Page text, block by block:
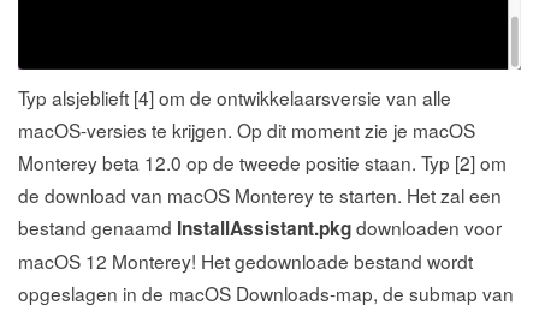
Typ alsjeblieft [4] om de ontwikkelaarsversie van alle
macOS-versies te krijgen. Op dit moment zie je macOS
Monterey beta 12.0 op de tweede positie staan. Typ [2] om
de download van macOS Monterey te starten. Het zal een
bestand genaamd InstallAssistant.pkgdownloaden voor
macOS 12 Monterey! Het gedownloade bestand wordt
opgeslagen in de macOS Downloads-map, de submap van